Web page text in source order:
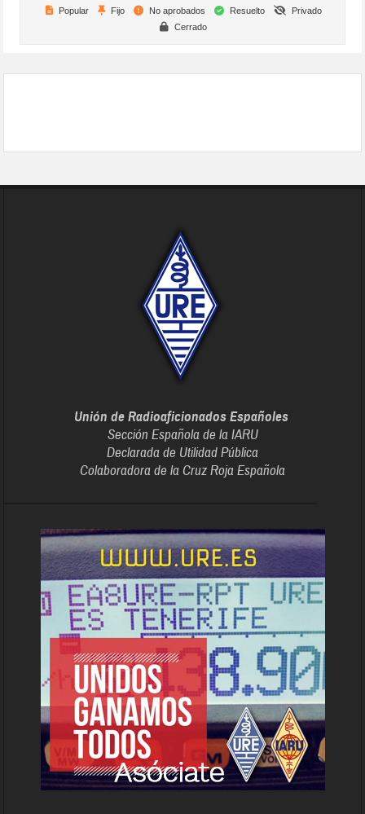
Popular
Fijo No aprobados Resuelto
Privado
Cerrado
Unión de Radioaficionados Españoles
Sección Española de la IARU
Declarada de Utilidad Pública
Colaboradora de la Cruz Roja Española